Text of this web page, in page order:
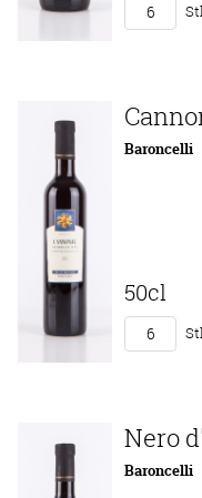
Baroncelli
50cl
Nero
Baroncelli